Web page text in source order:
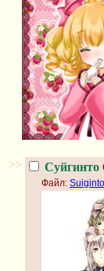
>> Суйгинто
Файл: